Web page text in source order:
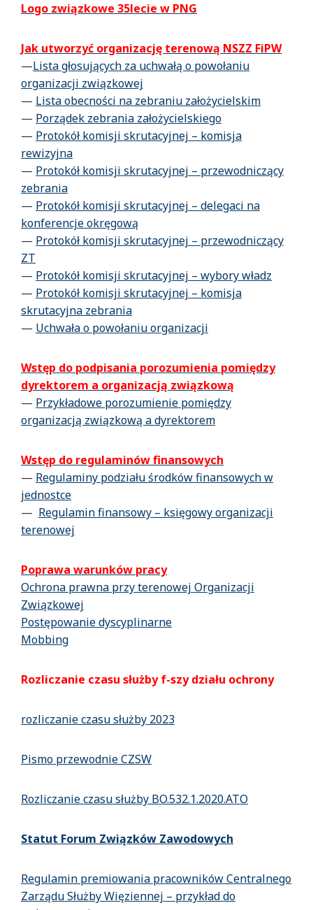
Logo związkowe 35lecie w PNG
Jak utworzyć organizację terenową NSZZ FiPW
—Lista głosujących za uchwałą o powołaniu
organizacji związkowej
— Lista obecności na zebraniu założycielskim
— Porządek zebrania założycielskiego
— Protokół komisji skrutacyjnej – komisja
rewizyjna
— Protokół komisji skrutacyjnej – przewodniczący
zebrania
— Protokół komisji skrutacyjnej – delegaci na
konferencje okręgową
— Protokół komisji skrutacyjnej – przewodniczący
ZT
— Protokół komisji skrutacyjnej – wybory władz
— Protokół komisji skrutacyjnej – komisja
skrutacyjna zebrania
— Uchwała o powołaniu organizacji
Wstęp do podpisania porozumienia pomiędzy
dyrektorem a organizacją związkową
— Przykładowe porozumienie pomiędzy
organizacją związkową a dyrektorem
Wstęp do regulaminów finansowych
— Regulaminy podziału środków finansowych w
jednostce
— Regulamin finansowy – księgowy organizacji
terenowej
Poprawa warunków pracy
Ochrona prawna przy terenowej Organizacji
Związkowej
Postępowanie dyscyplinarne
Mobbing
Rozliczanie czasu służby f-szy działu ochrony
rozliczanie czasu służby 2023
Pismo przewodnie CZSW
Rozliczanie czasu służby BO.532.1.2020.ATO
Statut Forum Związków Zawodowych
Regulamin premiowania pracowników Centralnego
Zarządu Służby Więziennej – przykład do